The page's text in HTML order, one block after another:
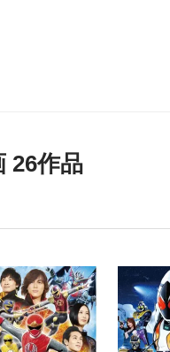
26作品